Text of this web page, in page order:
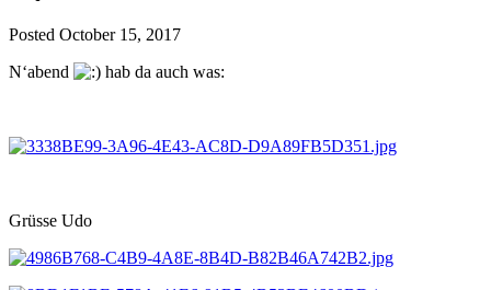
Posted October 15, 2017
N‘abend
hab da auch was:
Grüsse Udo